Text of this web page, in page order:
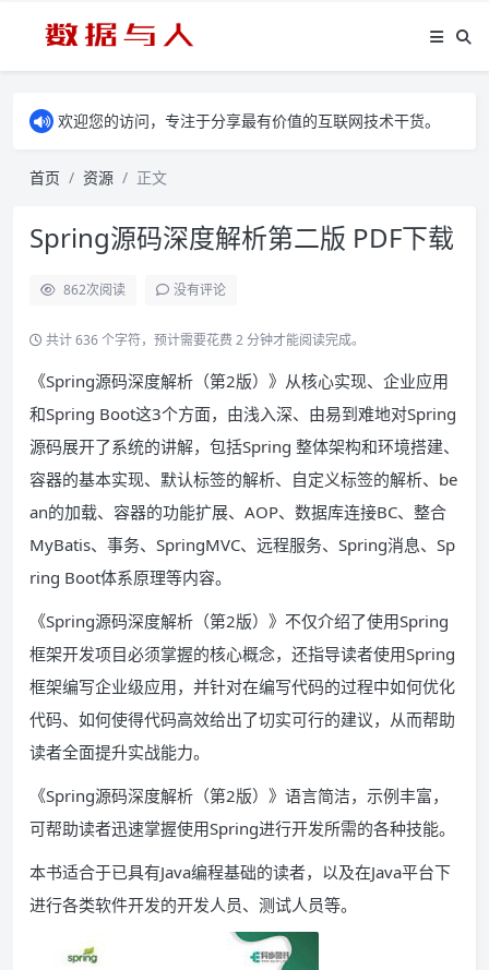
欢迎您的访问，专注于分享最有价值的互联网技术干货。
首页 资源 正文
Spring源码深度解析第二版 PDF下载
862次阅读 没有评论
共计 636 个字符，预计需要花费 2 分钟才能阅读完成。
《Spring源码深度解析（第2版）》从核心实现、企业应用
和Spring Boot这3个方面，由浅入深、由易到难地对Spring
源码展开了系统的讲解，包括Spring 整体架构和环境搭建、
容器的基本实现、默认标签的解析、自定义标签的解析、be
an的加载、容器的功能扩展、AOP、数据库连接BC、整合
MyBatis、事务、SpringMVC、远程服务、Spring消息、Sp
ring Boot体系原理等内容。
《Spring源码深度解析（第2版）》不仅介绍了使用Spring
框架开发项目必须掌握的核心概念，还指导读者使用Spring
框架编写企业级应用，并针对在编写代码的过程中如何优化
代码、如何使得代码高效给出了切实可行的建议，从而帮助
读者全面提升实战能力。
《Spring源码深度解析（第2版）》语言简洁，示例丰富，
可帮助读者迅速掌握使用Spring进行开发所需的各种技能。
本书适合于已具有Java编程基础的读者，以及在Java平台下
进行各类软件开发的开发人员、测试人员等。